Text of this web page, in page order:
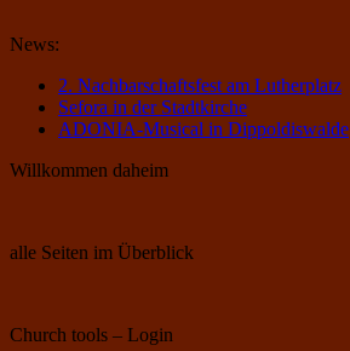
News:
2. Nachbarschaftsfest am Lutherplatz
Sefora in der Stadtkirche
ADONIA-Musical in Dippoldiswalde
Willkommen daheim
alle Seiten im Überblick
Church tools – Login